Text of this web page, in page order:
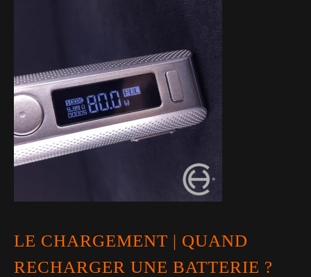
LE CHARGEMENT | QUAND
RECHARGER UNE BATTERIE ?